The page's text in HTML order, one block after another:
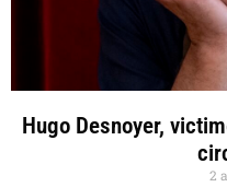
Hugo Desnoyer,
2